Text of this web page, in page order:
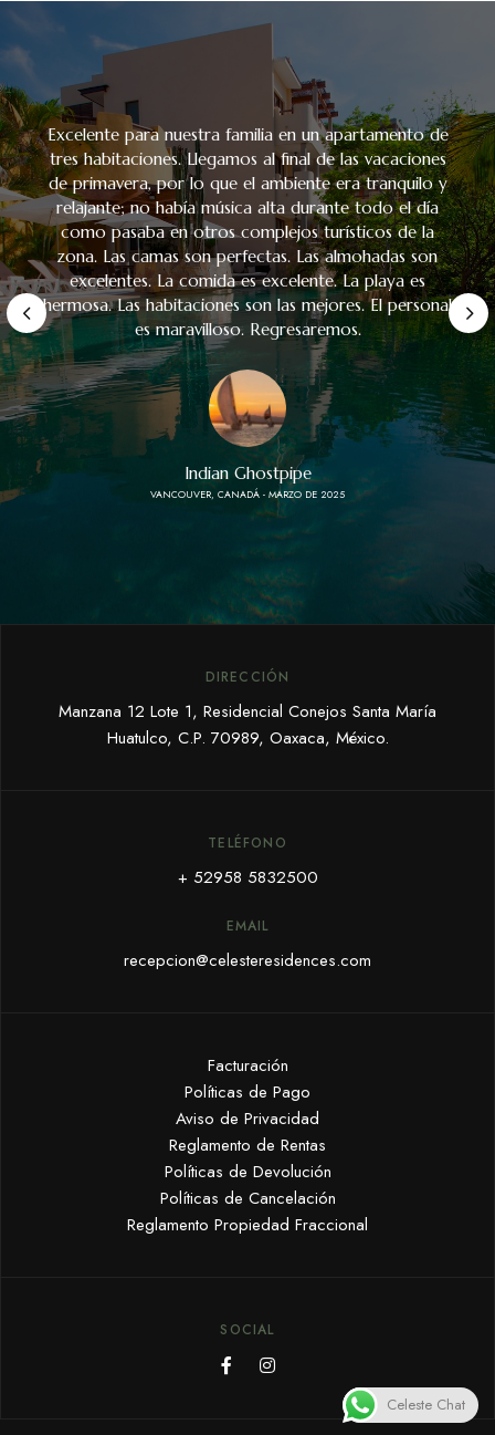
Excelente para nuestra familia en un apartamento de
tres habitaciones. Llegamos al final de las vacaciones
de primavera, por lo que el ambiente era tranquilo y
relajante; no había música alta durante todo el día
como pasaba en otros complejos turísticos de la
zona. Las camas son perfectas. Las almohadas son
excelentes. La comida es excelente. La playa es
hermosa. Las habitaciones son las mejores. El personal
es maravilloso. Regresaremos.
Indian Ghostpipe
VANCOUVER, CANADÁ - MARZO DE 2025
Raul Cacho
MORELIA, MÉXICO - DICIEMBRE 2024
Angie Cornejo
5 DE MARZO 2025
5 DE MARZO
fosio66
JULIO 2024
DIRECCIÓN
Manzana 12 Lote 1, Residencial Conejos Santa María
Huatulco, C.P. 70989, Oaxaca, México.
TELÉFONO
+ 52958 5832500
EMAIL
recepcion@celesteresidences.com
Facturación
Políticas de Pago
Aviso de Privacidad
Reglamento de Rentas
Políticas de Devolución
Políticas de Cancelación
Reglamento Propiedad Fraccional
SOCIAL
Celeste Chat